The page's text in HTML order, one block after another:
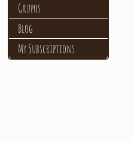
Grupos
Blog
My Subscriptions